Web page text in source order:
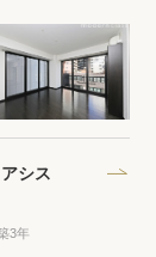
シス
3年